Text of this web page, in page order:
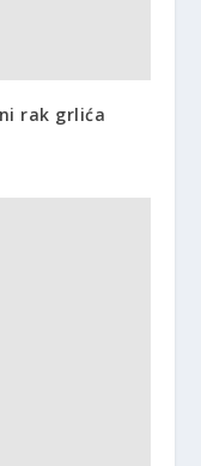
rak grlića